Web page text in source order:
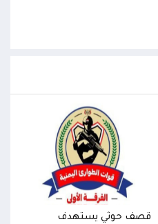
قصف حوثي يستهدف